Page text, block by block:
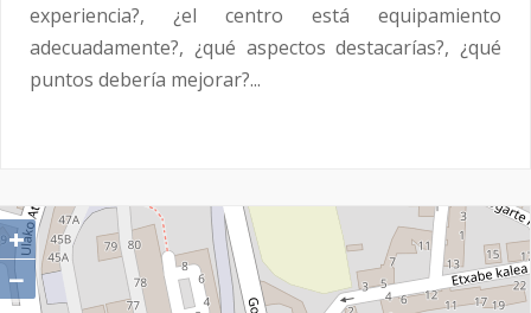
experiencia?, ¿el centro está equipamiento
adecuadamente?, ¿qué aspectos destacarías?, ¿qué
puntos debería mejorar?...
+
−